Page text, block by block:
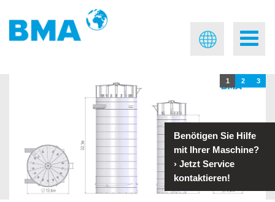
1 2 3
Benötigen Sie Hilfe
mit Ihrer Maschine?
› Jetzt Service
kontaktieren!